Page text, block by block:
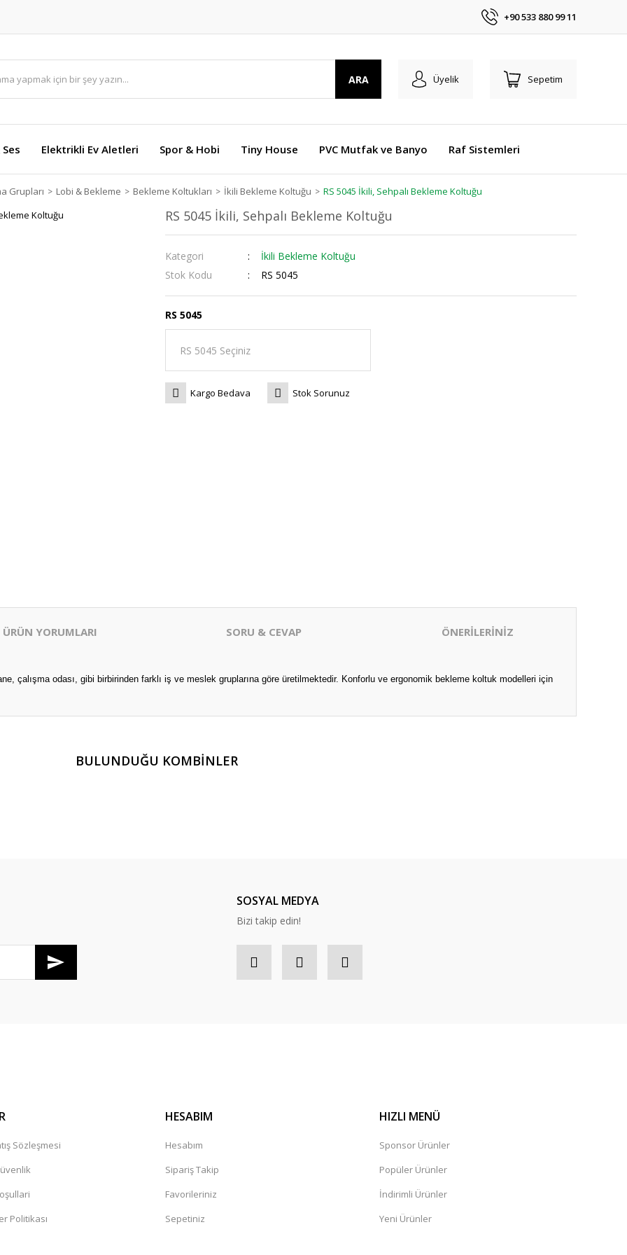
+90 533 880 99 11
ARA Üyelik Sepetim
Elektrikli Ev Aletleri Spor & Hobi Tiny House PVC Mutfak ve Banyo Raf Sistemleri
Grupları Lobi & Bekleme Bekleme Koltukları İkili Bekleme Koltuğu RS 5045 İkili, Sehpalı Bekleme Koltuğu
RS 5045 İkili, Sehpalı Bekleme Koltuğu
Kategori
İkili Bekleme Koltuğu
Stok Kodu
RS 5045
RS 5045
Kargo Bedava Stok Sorunuz
ÜRÜN YORUMLARI SORU & CEVAP ÖNERİLERİNİZ
çalışma odası, gibi birbirinden farklı iş ve meslek gruplarına göre üretilmektedir. Konforlu ve ergonomik bekleme koltuk modelleri için
Bu ürüne ilk yorumu siz yapın!
Ürün hakkında henüz soru sorulmamış.
BULUNDUĞU KOMBİNLER
Koltuğu RS 5042 Tekli Bekleme Koltuğu RS 5043 Tekli Bekleme Koltuğu
SOSYAL MEDYA
Bizi takip edin!
Sözleşmesi
Politikası
HESABIM
Hesabım
Sipariş Takip
Favorileriniz
Sepetiniz
HIZLI MENÜ
Sponsor Ürünler
Popüler Ürünler
İndirimli Ürünler
Yeni Ürünler